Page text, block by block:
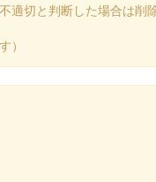
適切と判断した場合は削
）